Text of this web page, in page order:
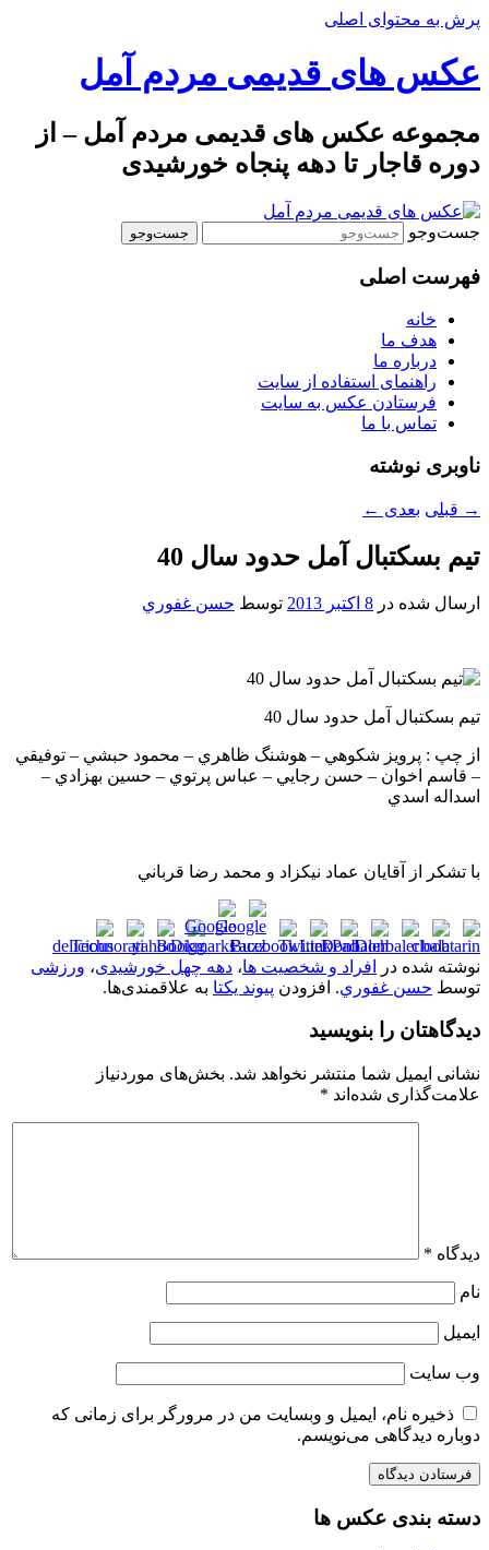
پرش به محتوای اصلی
عکس های قدیمی مردم آمل
مجموعه عکس های قدیمی مردم آمل – از
دوره قاجار تا دهه پنجاه خورشیدی
جست‌وجو
فهرست اصلی
خانه
هدف ما
درباره ما
راهنمای استفاده از سایت
فرستادن عکس به سایت
تماس با ما
ناوبری نوشته
→ قبلی بعدی ←
تيم بسکتبال آمل حدود سال 40
ارسال شده در 8 اکتبر 2013 توسط حسن غفوري
تيم بسکتبال آمل حدود سال 40
از چپ : پرويز شکوهي – هوشنگ ظاهري – محمود حبشي – توفيقي
– قاسم اخوان – حسن رجايي – عباس پرتوي – حسين بهزادي –
اسداله اسدي
با تشکر از آقايان عماد نيکزاد و محمد رضا قرباني
نوشته شده در افراد و شخصیت ها، دهه چهل خورشیدی، ورزشی
توسط حسن غفوري. افزودن پیوند یکتا به علاقمندی‌ها.
دیدگاهتان را بنویسید
نشانی ایمیل شما منتشر نخواهد شد. بخش‌های موردنیاز
علامت‌گذاری شده‌اند *
دیدگاه *
نام
ایمیل
وب‌ سایت
ذخیره نام، ایمیل و وبسایت من در مرورگر برای زمانی که
دوباره دیدگاهی می‌نویسم.
دسته بندی عکس ها